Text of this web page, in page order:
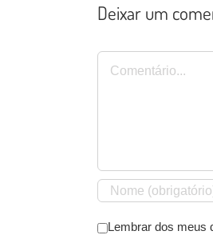
Deixar um
Comentário
Lembrar dos meus